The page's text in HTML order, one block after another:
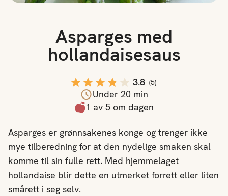
Asparges med
hollandaisesaus
3.8 (5)
Under 20 min
1 av 5 om dagen
Asparges er grønnsakenes konge og trenger ikke
mye tilberedning for at den nydelige smaken skal
komme til sin fulle rett. Med hjemmelaget
hollandaise blir dette en utmerket forrett eller liten
smårett i seg selv.